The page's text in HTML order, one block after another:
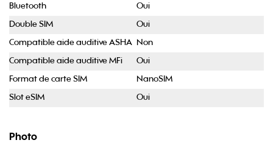
Bluetooth Oui
Double SIM Oui
Compatible aide auditive ASHA Non
Compatible aide auditive MFi Oui
Format de carte SIM NanoSIM
Slot eSIM Oui
Photo